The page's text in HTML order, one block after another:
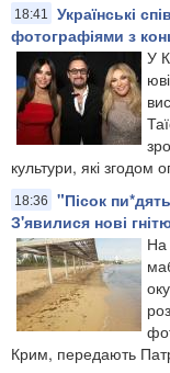
18:41
Українські
фотографіями з
У
культури, які згодом
18:36
"Пісок
З'явилися нові
На
Крим, передають